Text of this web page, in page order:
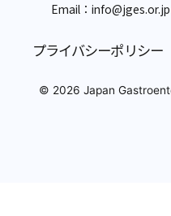
Email：info@jges.or.jp
プライバシーポリシー
© 2026 Japan